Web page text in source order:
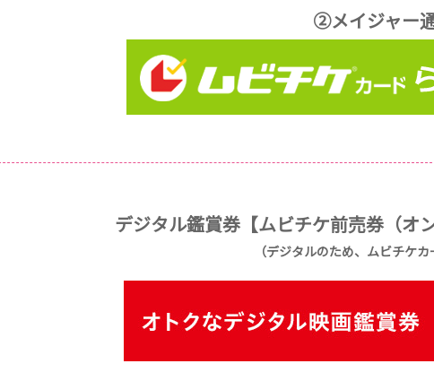
②メイジャー
デジタル鑑賞券【ムビチケ前売券（オ
（デジタルのため、ムビチケ